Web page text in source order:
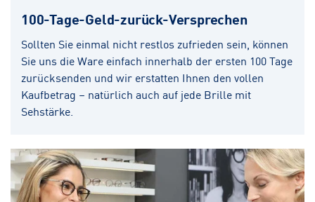
100-Tage-Geld-zurück-Versprechen
Sollten Sie einmal nicht restlos zufrieden sein, können
Sie uns die Ware einfach innerhalb der ersten 100 Tage
zurücksenden und wir erstatten Ihnen den vollen
Kaufbetrag – natürlich auch auf jede Brille mit
Sehstärke.